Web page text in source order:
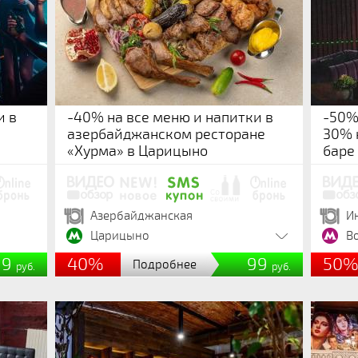
в
руб.
-40% на все меню и напитки в
азербайджанском ресторане
«Хурма» в Царицыно
Азербайджанская
Царицыно
40% Подробнее 99руб.
-
30%
50%